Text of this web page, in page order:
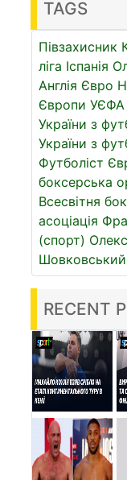
TAGS
Півзахисник
ліга Іспанія
Англія Євро
Європи УЄФА
України з
України з
Футболіст
боксерська
Всесвітня
асоціація
(спорт)
Шовковський
RECENT